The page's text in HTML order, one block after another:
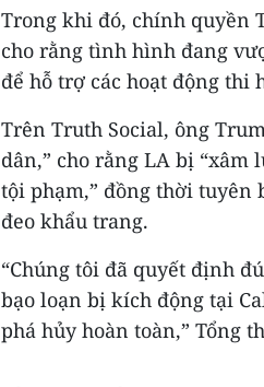
Trong khi đó, chính quyền
cho rằng tình hình đang
để hỗ trợ các hoạt động thi
Trên Truth Social, ông
dân,” cho rằng LA bị
tội phạm,” đồng thời
đeo khẩu trang.
“Chúng tôi đã quyết định
bạo loạn bị kích động tại
phá hủy hoàn toàn,” Tổng